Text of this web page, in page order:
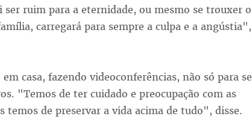
ruim para a eternidade, ou mesmo se trouxer o
carregará para sempre a culpa e a angústia",
casa, fazendo videoconferências, não só para se
"Temos de ter cuidado e preocupação com as
temos de preservar a vida acima de tudo", disse.